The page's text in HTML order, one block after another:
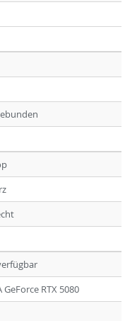
GeForce RTX 5080